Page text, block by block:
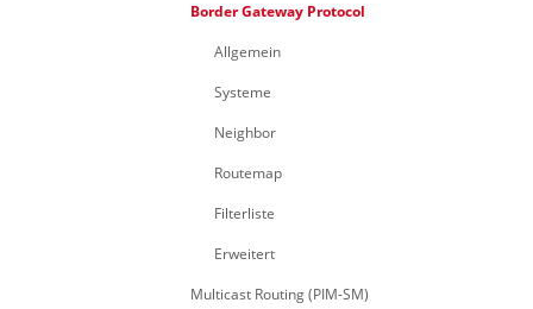
Border Gateway Protocol
Allgemein
Systeme
Neighbor
Routemap
Filterliste
Erweitert
Multicast Routing (PIM-SM)